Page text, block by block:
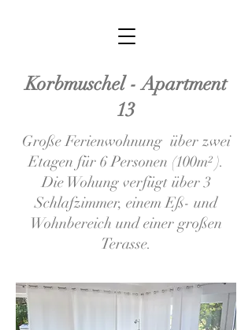
Korbmuschel - Apartment
13
Große Ferienwohnung über zwei
Etagen für 6 Personen (100m² ).
Die Wohung verfügt über 3
Schlafzimmer, einem Eß- und
Wohnbereich und einer großen
Terasse.